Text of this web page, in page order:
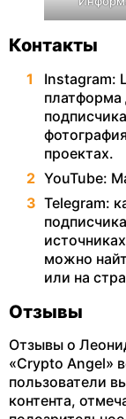
Контакты
Instagram:
платформа
проектах.
YouTube:
Telegram:
можно
или на
Отзывы
Отзывы о
«Crypto Angel»
пользователи
контента,